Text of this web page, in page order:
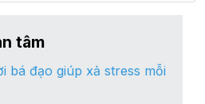
tâm
bá đạo giúp xả stress mỗi